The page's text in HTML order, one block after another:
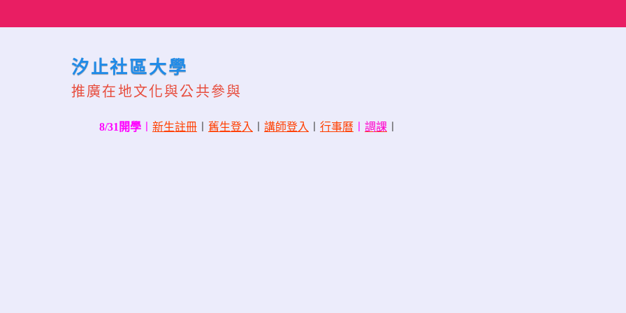
汐止社區大學
推廣在地文化與公共參與
8/31開學 新生註冊 舊生登入 講師登入 行事曆 調課